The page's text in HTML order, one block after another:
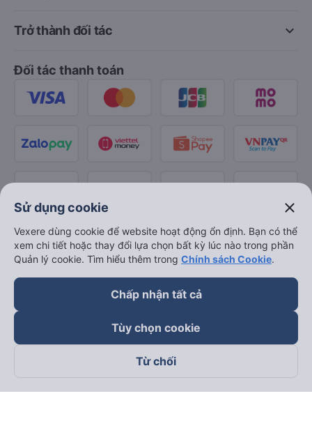
keyboard_arrow_down
Trở thành đối tác
Đối tác thanh toán
Theo dõi chúng tôi trên
Sử dụng cookie close
Vexere dùng cookie để website hoạt động ổn định. Bạn có thể
xem chi tiết hoặc thay đổi lựa chọn bất kỳ lúc nào trong phần
Quản lý cookie. Tìm hiểu thêm trong Chính sách Cookie.
Chấp nhận tất cả
Tùy chọn cookie
Từ chối